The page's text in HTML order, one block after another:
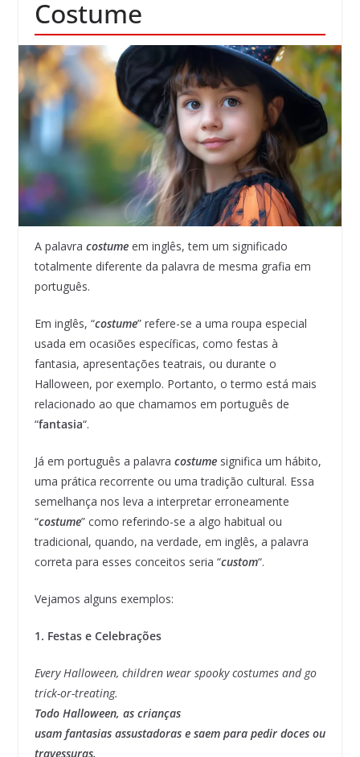
Costume
A palavra costumeem inglês, tem um significado
totalmente diferente da palavra de mesma grafia em
português.
Em inglês, “costume” refere-se a uma roupa especial
usada em ocasiões específicas, como festas à
fantasia, apresentações teatrais, ou durante o
Halloween, por exemplo. Portanto, o termo está mais
relacionado ao que chamamos em português de
“fantasia“.
Já em português a palavra costumesignifica um hábito,
uma prática recorrente ou uma tradição cultural. Essa
semelhança nos leva a interpretar erroneamente
“costume” como referindo-se a algo habitual ou
tradicional, quando, na verdade, em inglês, a palavra
correta para esses conceitos seria “custom“.
Vejamos alguns exemplos:
1. Festas e Celebrações
Every Halloween, children wear spooky costumes and go
trick-or-treating.
Todo Halloween, as crianças
usam fantasias assustadoras e saem para pedir doces ou
travessuras.